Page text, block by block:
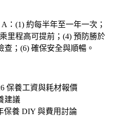
A：(1) 約每半年至一年一次；
里程高可提前；(4) 預防勝於
；(6) 確保安全與順暢。
保養工資與耗材報價
建議
保養 DIY 與費用討論